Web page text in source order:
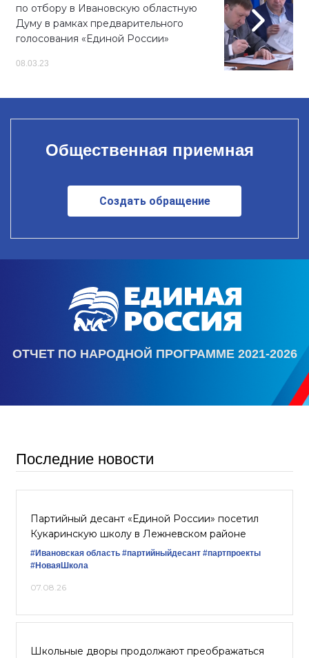
по отбору в Ивановскую областную
Думу в рамках предварительного
голосования «Единой России»
08.03.23
Общественная приемная
Создать обращение
ОТЧЕТ ПО НАРОДНОЙ ПРОГРАММЕ 2021-2026
Последние новости
Партийный десант «Единой России» посетил
Кукаринскую школу в Лежневском районе
#Ивановская область #партийныйдесант #партпроекты
#НоваяШкола
07.08.26
Школьные дворы продолжают преображаться